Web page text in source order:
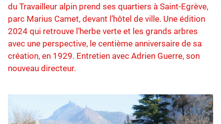
du Travailleur alpin prend ses quartiers à Saint-Egrève,
parc Marius Camet, devant l’hôtel de ville. Une édition
2024 qui retrouve l’herbe verte et les grands arbres
avec une perspective, le centième anniversaire de sa
création, en 1929. Entretien avec Adrien Guerre, son
nouveau directeur.